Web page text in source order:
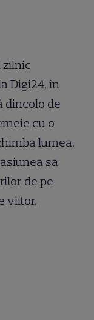
zilnic
Digi24, în
dincolo de
cu o
lumea.
sa
de pe
viitor.